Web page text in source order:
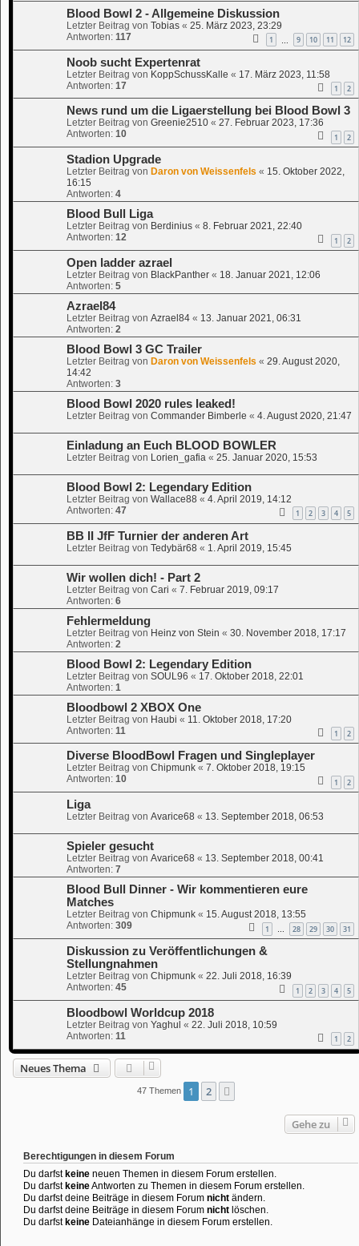
Blood Bowl 2 - Allgemeine Diskussion
Letzter Beitrag von Tobias « 25. März 2023, 23:29
Antworten: 117 1 9 10 11 12
Noob sucht Expertenrat
Letzter Beitrag von KoppSchussKalle « 17. März 2023, 11:58
Antworten: 17 1 2
News rund um die Ligaerstellung bei Blood Bowl 3
Letzter Beitrag von Greenie2510 « 27. Februar 2023, 17:36
Antworten: 10 1 2
Stadion Upgrade
Letzter Beitrag von Daron von Weissenfels « 15. Oktober 2022,
16:15
Antworten: 4
Blood Bull Liga
Letzter Beitrag von Berdinius « 8. Februar 2021, 22:40
Antworten: 12 1 2
Open ladder azrael
Letzter Beitrag von BlackPanther « 18. Januar 2021, 12:06
Antworten: 5
Azrael84
Letzter Beitrag von Azrael84 « 13. Januar 2021, 06:31
Antworten: 2
Blood Bowl 3 GC Trailer
Letzter Beitrag von Daron von Weissenfels « 29. August 2020,
14:42
Antworten: 3
Blood Bowl 2020 rules leaked!
Letzter Beitrag von Commander Bimberle « 4. August 2020, 21:47
Einladung an Euch BLOOD BOWLER
Letzter Beitrag von Lorien_gafia « 25. Januar 2020, 15:53
Blood Bowl 2: Legendary Edition
Letzter Beitrag von Wallace88 « 4. April 2019, 14:12
Antworten: 47 1 2 3 4 5
BB II JfF Turnier der anderen Art
Letzter Beitrag von Tedybär68 « 1. April 2019, 15:45
Wir wollen dich! - Part 2
Letzter Beitrag von Cari « 7. Februar 2019, 09:17
Antworten: 6
Fehlermeldung
Letzter Beitrag von Heinz von Stein « 30. November 2018, 17:17
Antworten: 2
Blood Bowl 2: Legendary Edition
Letzter Beitrag von SOUL96 « 17. Oktober 2018, 22:01
Antworten: 1
Bloodbowl 2 XBOX One
Letzter Beitrag von Haubi « 11. Oktober 2018, 17:20
Antworten: 11 1 2
Diverse BloodBowl Fragen und Singleplayer
Letzter Beitrag von Chipmunk « 7. Oktober 2018, 19:15
Antworten: 10 1 2
Liga
Letzter Beitrag von Avarice68 « 13. September 2018, 06:53
Spieler gesucht
Letzter Beitrag von Avarice68 « 13. September 2018, 00:41
Antworten: 7
Blood Bull Dinner - Wir kommentieren eure
Matches
Letzter Beitrag von Chipmunk « 15. August 2018, 13:55
Antworten: 309 1 … 28 29 30 31
Diskussion zu Veröffentlichungen &
Stellungnahmen
Letzter Beitrag von Chipmunk « 22. Juli 2018, 16:39
Antworten: 45 1 2 3 4 5
Bloodbowl Worldcup 2018
Letzter Beitrag von Yaghul « 22. Juli 2018, 10:59
Antworten: 11 1 2
Neues Thema
47 Themen 1 2
Gehe zu
Berechtigungen in diesem Forum
Du darfstkeine neuen Themen in diesem Forum erstellen.
Du darfstkeineAntworten zu Themen in diesem Forum erstellen.
Du darfst deine Beiträge in diesem Forum nicht ändern.
Du darfst deine Beiträge in diesem Forum nicht löschen.
Du darfstkeine Dateianhänge in diesem Forum erstellen.